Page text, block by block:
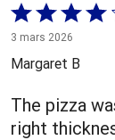
Coté
4 sur
5
3 mars 2026
Margaret B
The pizza
right